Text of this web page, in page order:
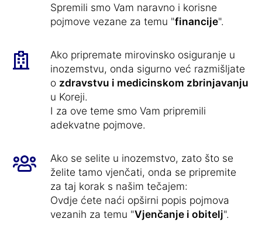
Spremili smo Vam naravno i korisne
pojmove vezane za temu "financije".
Ako pripremate mirovinsko osiguranje u
inozemstvu, onda sigurno već razmišljate
o zdravstvu i medicinskom zbrinjavanju
u Koreji.
I za ove teme smo Vam pripremili
adekvatne pojmove.
Ako se selite u inozemstvo, zato što se
želite tamo vjenčati, onda se pripremite
za taj korak s našim tečajem:
Ovdje ćete naći opširni popis pojmova
vezanih za temu "Vjenčanje i obitelj".